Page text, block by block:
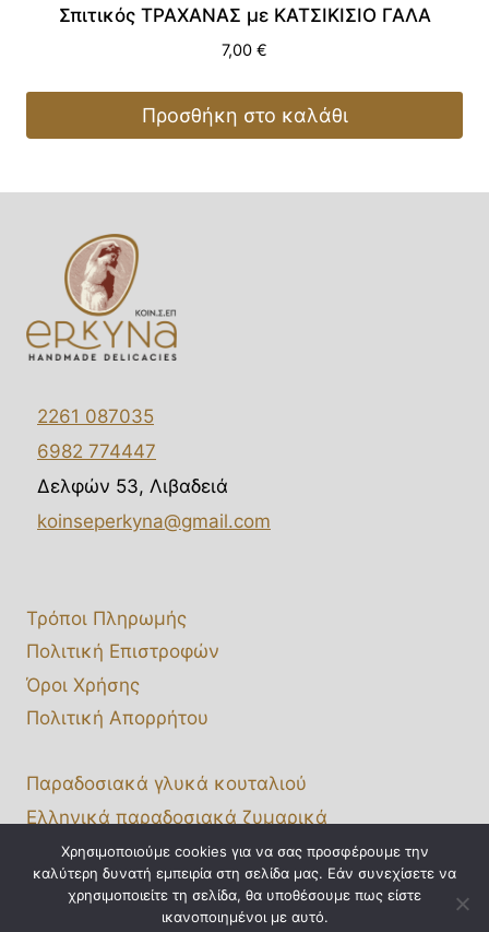
Σπιτικός ΤΡΑΧΑΝΑΣ με ΚΑΤΣΙΚΙΣΙΟ ΓΑΛΑ
7,00 €
Προσθήκη στο καλάθι
2261 087035
6982 774447
Δελφών 53, Λιβαδειά
koinseperkyna@gmail.com
Τρόποι Πληρωμής
Πολιτική Επιστροφών
Όροι Χρήσης
Πολιτική Απορρήτου
Παραδοσιακά γλυκά κουταλιού
Ελληνικά παραδοσιακά ζυμαρικά
Χονδρική πώληση
Affiliate Portal
Χρησιμοποιούμε cookies για να σας προσφέρουμε την
καλύτερη δυνατή εμπειρία στη σελίδα μας. Εάν συνεχίσετε να
χρησιμοποιείτε τη σελίδα, θα υποθέσουμε πως είστε
ικανοποιημένοι με αυτό.